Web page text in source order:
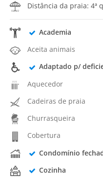
Distância da praia: 4ª
Academia
Aceita animais
Adaptado p/
Aquecedor
Cadeiras de praia
Churrasqueira
Cobertura
Condomínio
Cozinha